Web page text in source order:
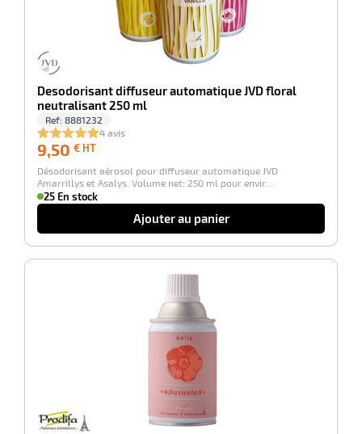
Desodorisant diffuseur automatique JVD floral
neutralisant 250 ml
Ref: 8881232
4 avis
9,50 € HT
HT
Désodorisant aérosol pour diffuseur automatique JVD
Amarrillys et Asalys. Volume net: 250 ml pour envir…
25 En stock
Ajouter au panier